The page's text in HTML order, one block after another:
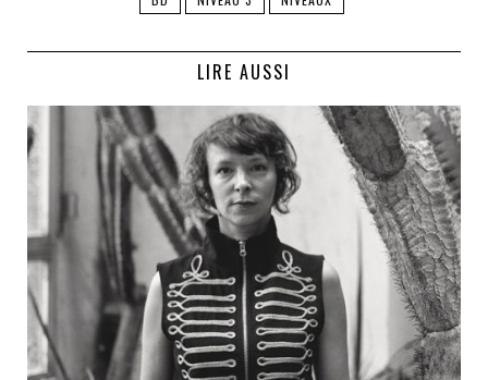
LIRE AUSSI